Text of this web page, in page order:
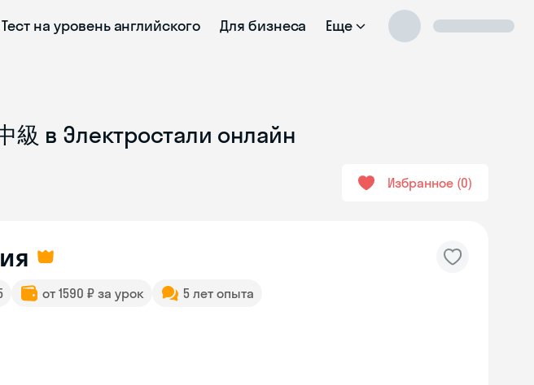
Тест на уровень английского Для бизнеса Еще
級 в Электростали онлайн
Избранное 0
от 1590 ₽ за урок 5 лет опыта